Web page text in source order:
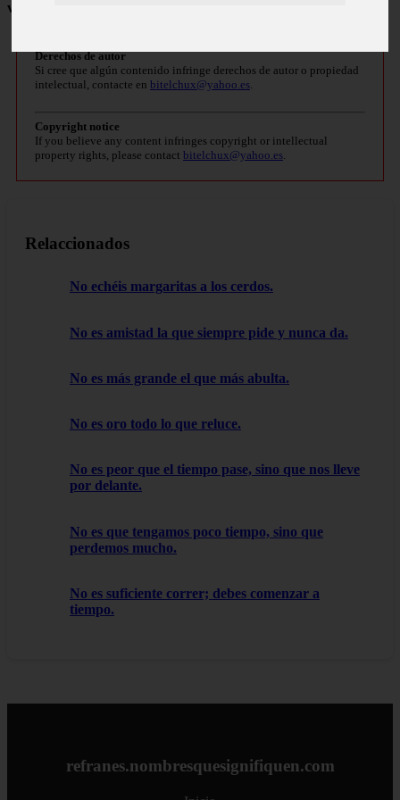
vulnerables
Derechos de autor
Si cree que algún contenido infringe derechos de autor o propiedad
intelectual, contacte en bitelchux@yahoo.es
Copyright notice
If you believe any content infringes copyright or intellectual
property rights, please contact bitelchux@yahoo.es
Relaccionados
No echéis margaritas a los cerdos.
No es amistad la que siempre pide y nunca da.
No es más grande el que más abulta.
No es oro todo lo que reluce.
No es peor que el tiempo pase, sino que nos lleve
por delante.
No es que tengamos poco tiempo, sino que
perdemos mucho.
No es suficiente correr; debes comenzar a
tiempo.
refranes.nombresquesignifiquen.com